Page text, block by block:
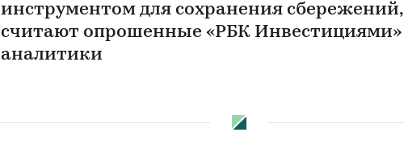
инструментом для сохранения сбережений,
считают опрошенные «РБК Инвестициями»
аналитики